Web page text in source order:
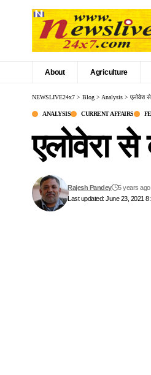
About Agriculture
NEWSLIVE24x7 > Blog > Analysis > एलोवेरा
ANALYSIS CURRENT AFFAIRS
एलोवेरा
Last updated: June 23, 2021
Rajesh Pandey 5 years ago